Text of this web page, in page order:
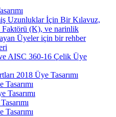
Uzunluklar İçin Bir Kılavuz,
(K), ve narinlik
Üyeler için bir rehber
AISC 360-16 Çelik Üye
2018 Üye Tasarımı
Tasarımı